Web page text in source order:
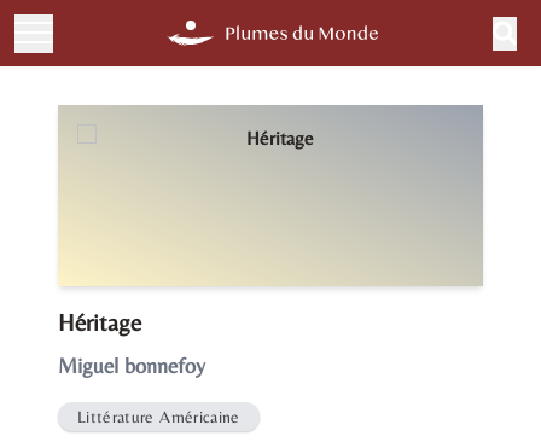
Héritage
Miguel bonnefoy
Littérature Américaine